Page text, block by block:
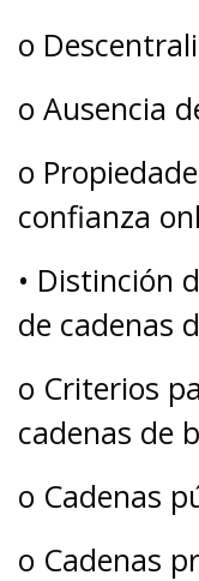
o
o Ausencia
o
confianza
• Distinción
de cadenas
o Criterios
cadenas de
o Cadenas
o Cadenas